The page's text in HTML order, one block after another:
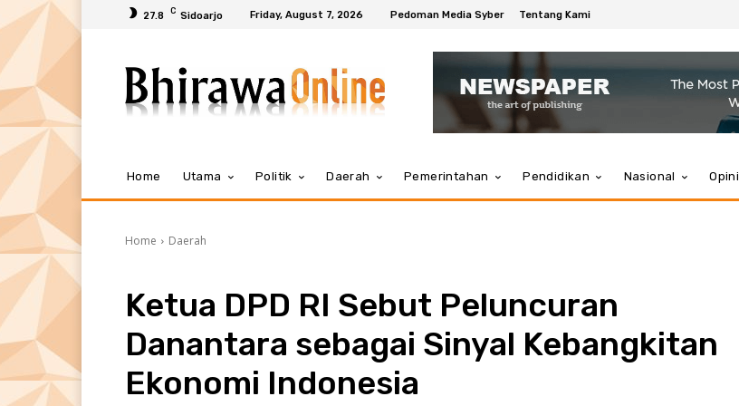
27.8 C Sidoarjo Friday, August 7, 2026 Pedoman Media Syber Tentang Kami
Home Utama Politik Daerah Pemerintahan Pendidikan Nasional Opini
Home Daerah
Ketua DPD RI Sebut Peluncuran
Danantara sebagai Sinyal Kebangkitan
Ekonomi Indonesia